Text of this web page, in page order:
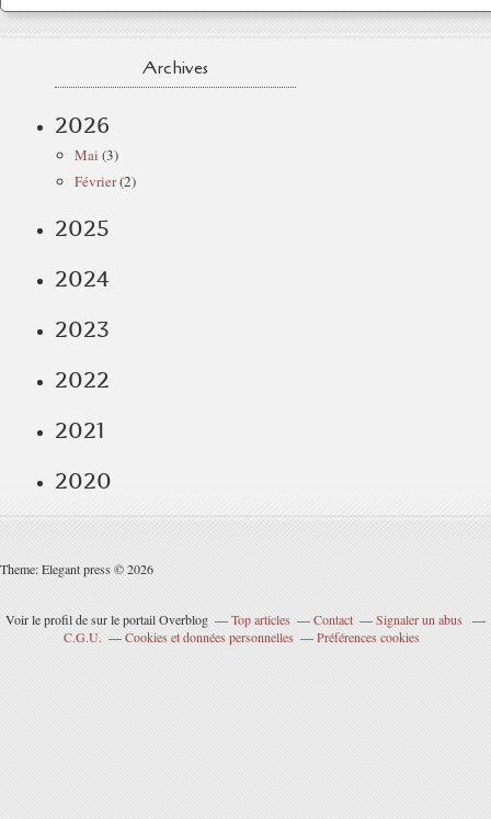
Archives
2026
Mai (3)
Février(2)
2025
2024
2023
2022
2021
2020
Theme: Elegant press © 2026
Voir le profil desur le portail Overblog Top articles Contact
Signaler un abus
C.G.U.
Cookies et données personnelles Préférences cookies